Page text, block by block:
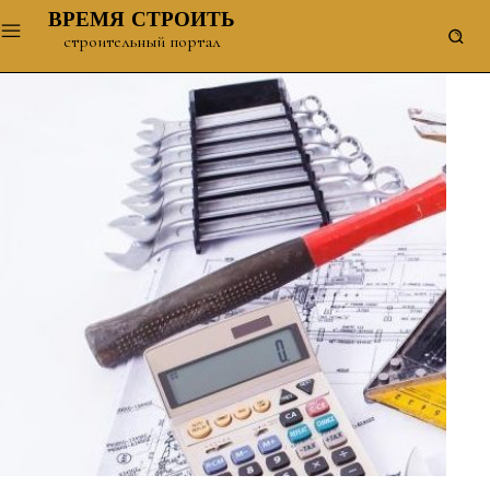
ВРЕМЯ СТРОИТЬ
строительный портал